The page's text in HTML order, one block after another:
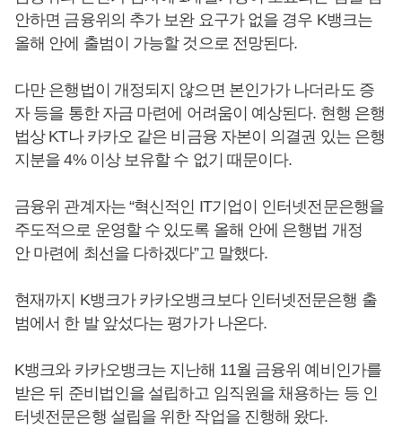
안하면 금융위의 추가 보완 요구가 없을 경우 K뱅크는
올해 안에 출범이 가능할 것으로 전망된다.
다만 은행법이 개정되지 않으면 본인가가 나더라도 증
자 등을 통한 자금 마련에 어려움이 예상된다. 현행 은행
법상 KT나 카카오 같은 비금융 자본이 의결권 있는 은행
지분을 4% 이상 보유할 수 없기 때문이다.
금융위 관계자는 “혁신적인 IT기업이 인터넷전문은행을
주도적으로 운영할 수 있도록 올해 안에 은행법 개정
안 마련에 최선을 다하겠다”고 말했다.
현재까지 K뱅크가 카카오뱅크보다 인터넷전문은행 출
범에서 한 발 앞섰다는 평가가 나온다.
K뱅크와 카카오뱅크는 지난해 11월 금융위 예비인가를
받은 뒤 준비법인을 설립하고 임직원을 채용하는 등 인
터넷전문은행 설립을 위한 작업을 진행해 왔다.